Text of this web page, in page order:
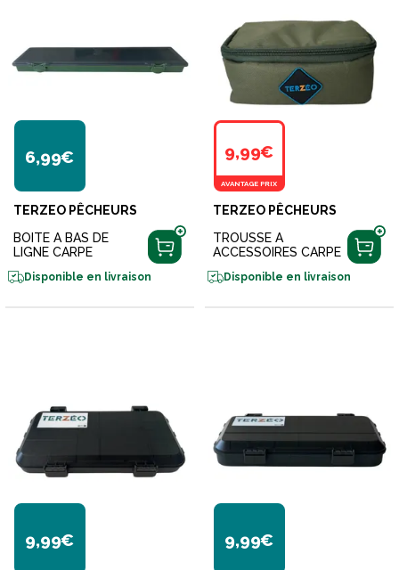
6,99€
TERZEO PÊCHEURS
BOITE A BAS DE
LIGNE CARPE
Disponible en livraison
9,99€
AVANTAGE PRIX
TERZEO PÊCHEURS
TROUSSE A
ACCESSOIRES CARPE
Disponible en livraison
9,99€ 9,99€